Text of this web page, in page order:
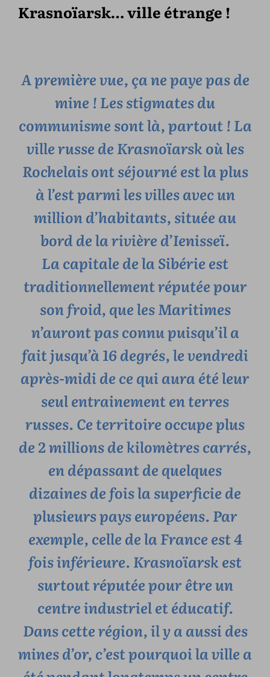
Krasnoïarsk… ville étrange !
A première vue, ça ne paye pas de
mine ! Les stigmates du
communisme sont là, partout ! La
ville russe de Krasnoïarsk où les
Rochelais ont séjourné est la plus
à l’est parmi les villes avec un
million d’habitants, située au
bord de la rivière d’Ienisseï.
La capitale de la Sibérie est
traditionnellement réputée pour
son froid, que les Maritimes
n’auront pas connu puisqu’il a
fait jusqu’à 16 degrés, le vendredi
après-midi de ce qui aura été leur
seul entrainement en terres
russes. Ce territoire occupe plus
de 2 millions de kilomètres carrés,
en dépassant de quelques
dizaines de fois la superficie de
plusieurs pays européens. Par
exemple, celle de la France est 4
fois inférieure. Krasnoïarsk est
surtout réputée pour être un
centre industriel et éducatif.
Dans cette région, il y a aussi des
mines d’or, c’est pourquoi la ville a